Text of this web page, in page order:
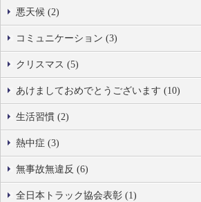
悪天候 (2)
コミュニケーション (3)
クリスマス (5)
あけましておめでとうございます (10)
生活習慣 (2)
熱中症 (3)
無事故無違反 (6)
全日本トラック協会表彰 (1)